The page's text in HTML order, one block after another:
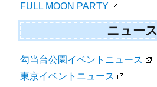
FULL MOON PARTY
ニュース
勾当台公園イベントニュース
東京イベントニュース